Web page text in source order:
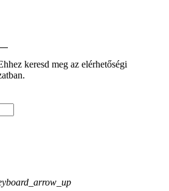
keresd meg az elérhetőségi